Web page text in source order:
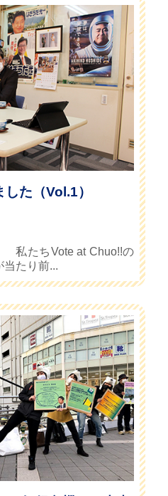
た（Vol.1）
私たちVote at Chuo!!の
当たり前...